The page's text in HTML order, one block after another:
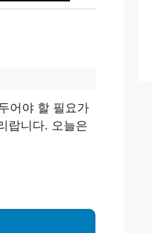
어야 할 필요가
랍니다. 오늘은